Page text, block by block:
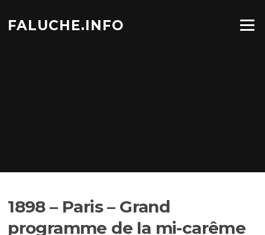
contenu
FALUCHE.INFO Menu
1898 – Paris – Grand
programme de la mi-carême